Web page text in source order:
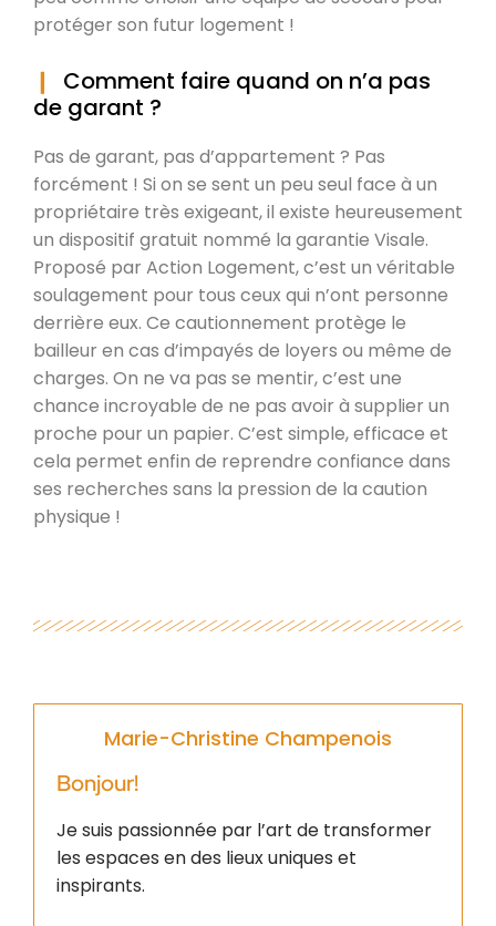
protéger son futur logement !
Comment faire quand on n’a pas
de garant ?
Pas de garant, pas d’appartement ? Pas
forcément ! Si on se sent un peu seul face à un
propriétaire très exigeant, il existe heureusement
un dispositif gratuit nommé la garantie Visale.
Proposé par Action Logement, c’est un véritable
soulagement pour tous ceux qui n’ont personne
derrière eux. Ce cautionnement protège le
bailleur en cas d’impayés de loyers ou même de
charges. On ne va pas se mentir, c’est une
chance incroyable de ne pas avoir à supplier un
proche pour un papier. C’est simple, efficace et
cela permet enfin de reprendre confiance dans
ses recherches sans la pression de la caution
physique !
Marie-Christine Champenois
Bonjour!
Je suis passionnée par l’art de transformer
les espaces en des lieux uniques et
inspirants.